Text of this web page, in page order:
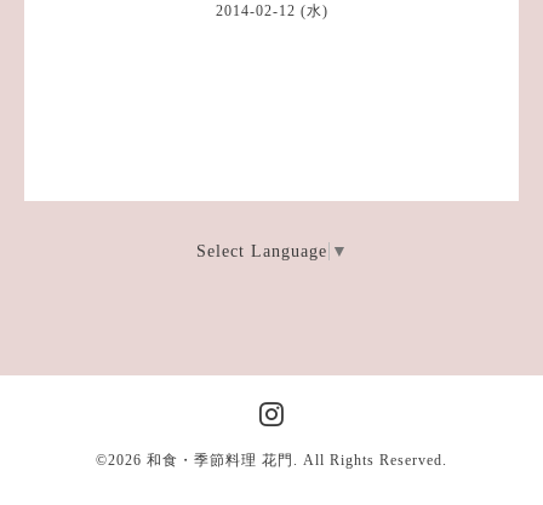
2014-02-12 (水)
Select Language ▼
©2026 和食・季節料理 花門 . All Rights Reserved.